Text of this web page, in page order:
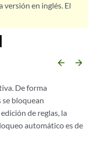
en inglés. El
arrow_backward arrow_forward
De forma
bloquean
de reglas, la
automático es de